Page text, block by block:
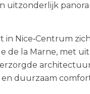
uitzonderlijk
Nice‑Centrum
de la Marne, met
duurzaam